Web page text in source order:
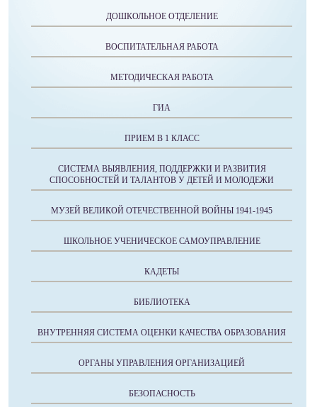
ДОШКОЛЬНОЕ ОТДЕЛЕНИЕ
ВОСПИТАТЕЛЬНАЯ РАБОТА
МЕТОДИЧЕСКАЯ РАБОТА
ГИА
ПРИЕМ В 1 КЛАСС
СИСТЕМА ВЫЯВЛЕНИЯ, ПОДДЕРЖКИ И РАЗВИТИЯ
СПОСОБНОСТЕЙ И ТАЛАНТОВ У ДЕТЕЙ И МОЛОДЕЖИ
МУЗЕЙ ВЕЛИКОЙ ОТЕЧЕСТВЕННОЙ ВОЙНЫ 1941-1945
ШКОЛЬНОЕ УЧЕНИЧЕСКОЕ САМОУПРАВЛЕНИЕ
КАДЕТЫ
БИБЛИОТЕКА
ВНУТРЕННЯЯ СИСТЕМА ОЦЕНКИ КАЧЕСТВА ОБРАЗОВАНИЯ
ОРГАНЫ УПРАВЛЕНИЯ ОРГАНИЗАЦИЕЙ
БЕЗОПАСНОСТЬ